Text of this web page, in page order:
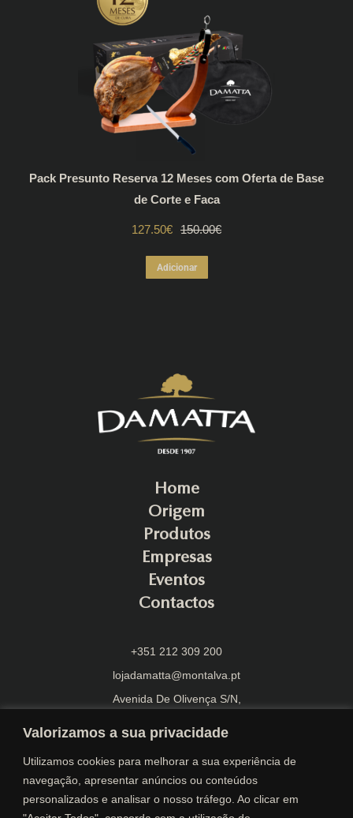
Valorizamos a sua privacidade
Utilizamos cookies para melhorar a sua experiência de
navegação, apresentar anúncios ou conteúdos
personalizados e analisar o nosso tráfego. Ao clicar em
Pack Presunto Reserva 12 Meses com Oferta de Base
de Corte e Faca
150.00€
O
preço
127.50€ O
preço
Adicionar
Home
Origem
Produtos
Empresas
Eventos
Contactos
+351 212 309 200
lojadamatta@montalva.pt
Avenida De Olivença S/N,